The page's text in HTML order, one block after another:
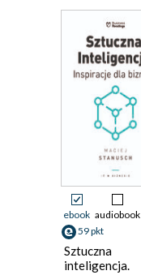
ebook audiobook
59 pkt
Sztuczna
inteligencja.